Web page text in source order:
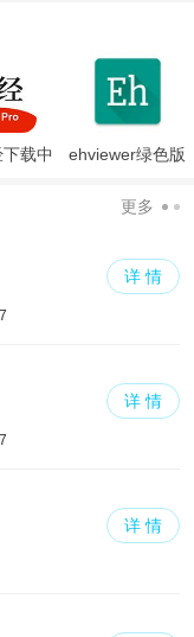
载中
ehviewer绿色版
更多
详 情
详 情
详 情